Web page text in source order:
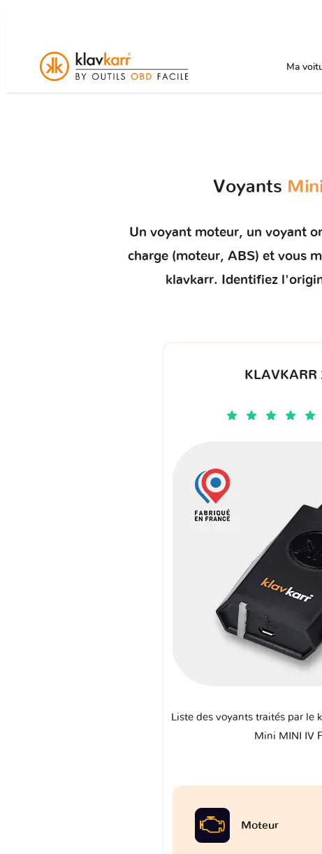
Ma
Voyants
Un voyant moteur, un voyant
charge (moteur, ABS) et vous
klavkarr. Identifiez
KLAVKARR
Liste des voyants traités par le
Mini MINI IV
Moteur